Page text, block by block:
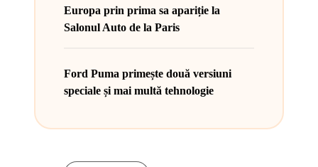
Europa prin prima sa apariție la
Salonul Auto de la Paris
Ford Puma primește două versiuni
speciale și mai multă tehnologie